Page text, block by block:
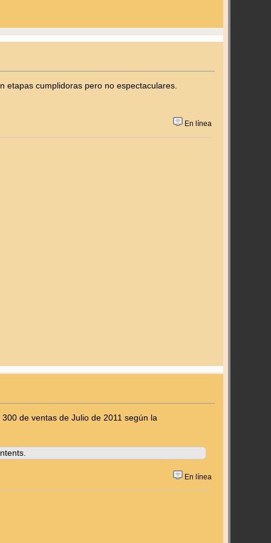
etapas cumplidoras pero no espectaculares.
En línea
de ventas de Julio de 2011 según la
En línea